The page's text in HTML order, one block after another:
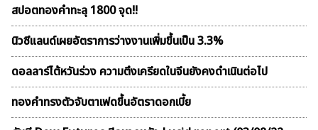
สปอตทองคำทะลุ 1800 จุด!!
นิวซีแลนด์เผยอัตราการว่างงานเพิ่มขึ้นเป็น 3.3%
ดอลลาร์ไต้หวันร่วง ความตึงเครียดในจีนยังคงดำเนินต่อไป
ทองคำทรงตัวจับตาเฟดขึ้นอัตราดอกเบี้ย